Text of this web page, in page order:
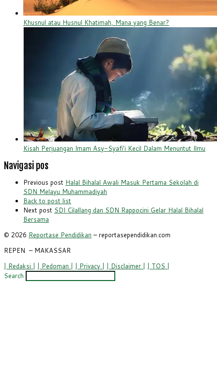
Khusnul atau Husnul Khatimah, Mana yang Benar?
Kisah Perjuangan Imam Asy-Syafi’i Kecil Dalam Menuntut Ilmu
Navigasi pos
Previous post Halal Bihalal Awali Masuk Pertama Sekolah di
SDN Melayu Muhammadiyah
Back to post list
Next post SDI Cilallang dan SDN Rappocini Gelar Halal Bihalal
Bersama
© 2026 Reportase Pendidikan – reportasependidikan.com
REPEN – MAKASSAR
| Redaksi | | Pedoman | | Privacy | | Disclaimer | | TOS |
Search